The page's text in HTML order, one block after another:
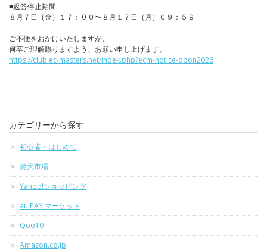
■返答停止期間
８月７日（金）１７：００〜８月１７日（月）０９：５９
ご不便をおかけいたしますが、
何卒ご理解賜りますよう、お願い申し上げます。
https://club.ec-masters.net/index.php?ecm-notice-obon2026
カテゴリーから探す
初心者・はじめて
楽天市場
Yahoo!ショッピング
au PAY マーケット
Qoo10
Amazon.co.jp